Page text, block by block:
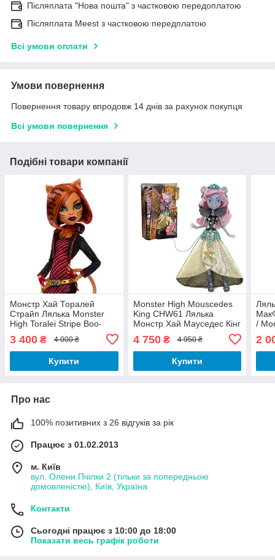
Післяплата "Нова пошта" з частковою передоплатою
Післяплата Meest з частковою передплатою
Всі умови оплати
Умови повернення
Повернення товару впродовж 14 днів за рахунок покупця
Всі умови повернення
Подібні товари компанії
Монстр Хай Торалей
Страйп Лялька Monster
High Toralei Stripe Boo-
HYV91
3 400 ₴ 4 000 ₴
Купити
Monster High Mouscedes
King CHW61 Лялька
Монстр Хай Мауседес Кінг
4 750₴ 4 950 ₴
Купити
/
2
Про нас
100% позитивних з 26 відгуків за рік
Працює з 01.02.2013
м. Київ
вул. Олени Пчілки 2 (тільки за попередньою
домовленістю), Київ, Україна
Контакти
Сьогодні працює з 10:00 до 18:00
Показати весь графік роботи